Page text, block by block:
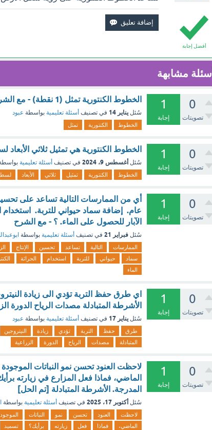
أفضل إجابة
أسئلة مشابهة
0
تصويتات
1
إجابة
الخطوط الكنتورية تمثل (1 نقطة) - مع الشرح
سُئل يناير 14 في تصنيف أسئلة تعليمية بواسطة عبود
الخطوط الكنتورية تمثل
0
تصويتات
1
إجابة
الخطوط الكنتورية هي تمثيل ثلاثي
سُئل أغسطس 9، 2024 في تصنيف أسئلة تعليمية
الخطوط الكنتورية تمثيل ثلاثي الأبعاد
0
تصويتات
1
إجابة
أي من الممارسات التالية تساعد على
عام. إضافة سماد حيواني للتربة. استخدام
الآبار للحصول على الماء. ؟ - مع الشرح
سُئل فبراير 21 في تصنيف أسئلة تعليمية بواسطة
الممارسات التالية تساعد تحسين الإنتاج
سماد
حيواني للتربة استخدام الحراثة
الماء
0
تصويتات
1
إجابة
اي طرق حفظ التربة تؤدي الى زيادة
الأشرطة المتبادلة مصدات الرياح الدورة
سُئل يناير 17 في تصنيف أسئلة تعليمية بواسطة عبود
طرق حفظ التربة تؤدي زيادة النيتروجين
المتبادلة
مصدات الرياح الدورة الزراعية
0
تصويتات
1
إجابة
لاحظت العنود تحسن نمو النباتات
الماضي، فماذا فعل المزارع في زيارته
المدرجة. الأشرطة المتبادلة [تم الحل]
سُئل أكتوبر 17، 2025 في تصنيف أسئلة تعليمية بواسطة
لاحظت العنود تحسن نمو النباتات
الماضي،
فماذا فعل زيارته برأيك؟ تسميد